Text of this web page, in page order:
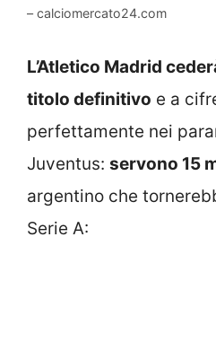
– calciomercato24.com
L’Atletico Madrid
titolo definitivo e a
perfettamente nei
Juventus: servono 15
argentino che
Serie A: